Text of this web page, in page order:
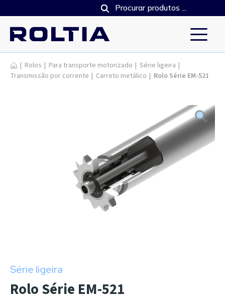
Produtos
| Rolos | Para transporte motorizado | Série ligeira |
Transmissão por corrente | Carreto metálico | Rolo Série EM-521
Série ligeira
Rolo Série EM-521